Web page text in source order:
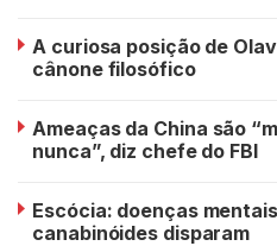
A curiosa posição de
cânone filosófico
Ameaças da China são
nunca”, diz chefe do FBI
Escócia: doenças
canabinóides disparam